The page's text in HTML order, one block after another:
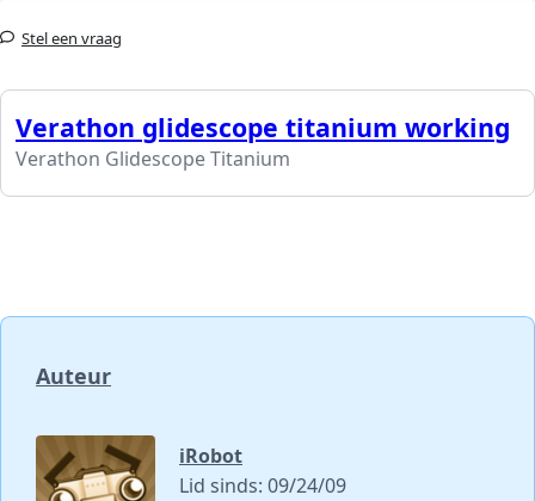
Stel een vraag
Verathon glidescope titanium working
Verathon Glidescope Titanium
Auteur
iRobot
Lid sinds: 09/24/09